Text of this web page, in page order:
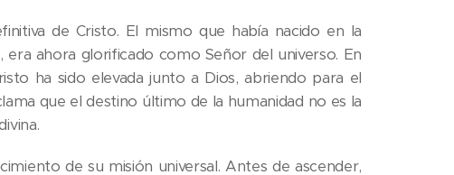
de Cristo. El mismo que había nacido en la
ahora glorificado como Señor del universo. En
ha sido elevada junto a Dios, abriendo para el
que el destino último de la humanidad no es la
de su misión universal. Antes de ascender,